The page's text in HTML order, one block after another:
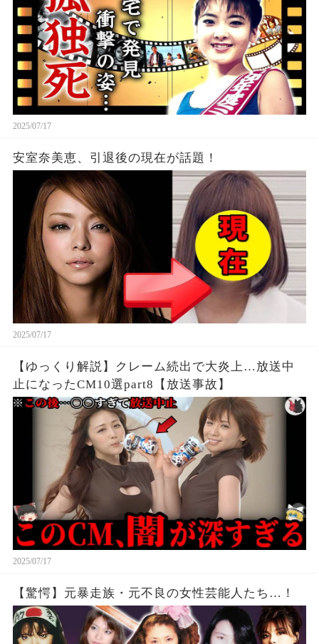
2025/07/17
安室奈美恵、引退後の現在が話題！
2025/07/17
【ゆっくり解説】クレーム続出で大炎上…放送中
止になったCM10選part8【放送事故】
2025/07/17
【驚愕】元暴走族・元不良の女性芸能人たち…！